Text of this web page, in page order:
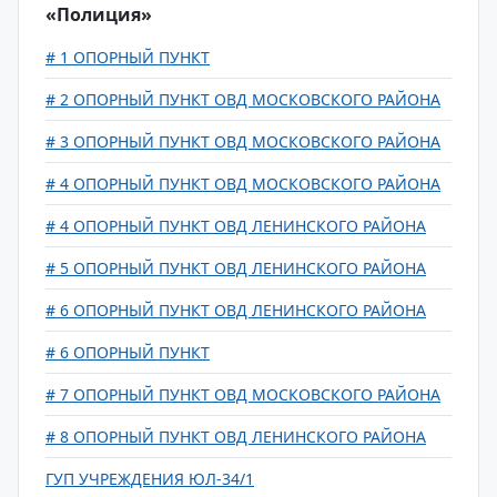
«Полиция»
# 1 ОПОРНЫЙ ПУНКТ
# 2 ОПОРНЫЙ ПУНКТ ОВД МОСКОВСКОГО РАЙОНА
# 3 ОПОРНЫЙ ПУНКТ ОВД МОСКОВСКОГО РАЙОНА
# 4 ОПОРНЫЙ ПУНКТ ОВД МОСКОВСКОГО РАЙОНА
# 4 ОПОРНЫЙ ПУНКТ ОВД ЛЕНИНСКОГО РАЙОНА
# 5 ОПОРНЫЙ ПУНКТ ОВД ЛЕНИНСКОГО РАЙОНА
# 6 ОПОРНЫЙ ПУНКТ ОВД ЛЕНИНСКОГО РАЙОНА
# 6 ОПОРНЫЙ ПУНКТ
# 7 ОПОРНЫЙ ПУНКТ ОВД МОСКОВСКОГО РАЙОНА
# 8 ОПОРНЫЙ ПУНКТ ОВД ЛЕНИНСКОГО РАЙОНА
ГУП УЧРЕЖДЕНИЯ ЮЛ-34/1